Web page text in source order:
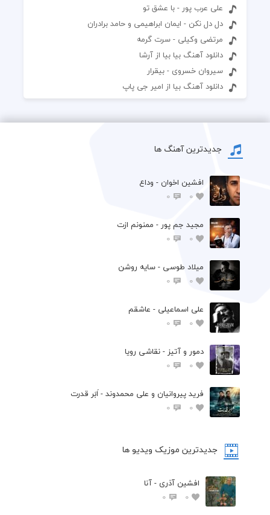
علی عرب پور - با عشق تو
دل دل نکن - ایمان ابراهیمی و حامد برادران
مرتضی وکیلی - سرت گرمه
دانلود آهنگ بیا بیا از آرشا
سیروان خسروی - بیقرار
دانلود آهنگ بیا از امیر جی پاپ
جدیدترین آهنگ ها
افشين اخوان - وداع
0
0
مجید جم پور - ممنونم ازت
0
0
میلاد طوسی - سایه روشن
0
0
علی اسماعیلی - عاشقم
0
0
دمور و آتیز - نقاشی رویا
0
0
فرید پیروانیان و علی محمدوند - اَبَر قدرت
0
0
جدیدترین موزیک ویدیو ها
افشین آذری - آنا
0
0